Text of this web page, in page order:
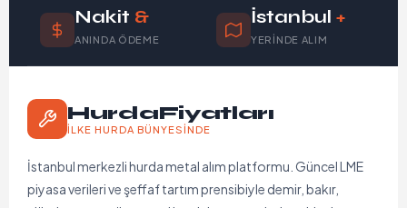
Nakit &
ANINDA ÖDEME
İstanbul +
YERINDE ALIM
HurdaFiyatları
İLKE HURDA BÜNYESINDE
İstanbul merkezli hurda metal alım platformu. Güncel LME
piyasa verileri ve şeffaf tartım prensibiyle demir, bakır,